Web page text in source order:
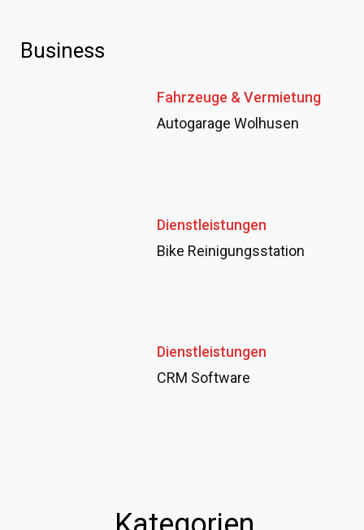
Business
Fahrzeuge & Vermietung
Autogarage Wolhusen
Dienstleistungen
Bike Reinigungsstation
Dienstleistungen
CRM Software